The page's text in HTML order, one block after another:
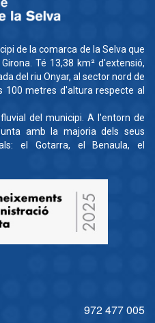
de la comarca de la Selva que
Té 13,38 km² d'extensió,
del riu Onyar, al sector nord de
100 metres d'altura respecte al
del municipi. A l'entorn de
amb la majoria dels seus
el Gotarra, el Benaula, el
972 477 005